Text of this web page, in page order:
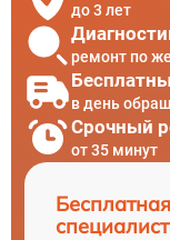
до 3 лет
ремонт по
в день
Срочный
от 35 минут